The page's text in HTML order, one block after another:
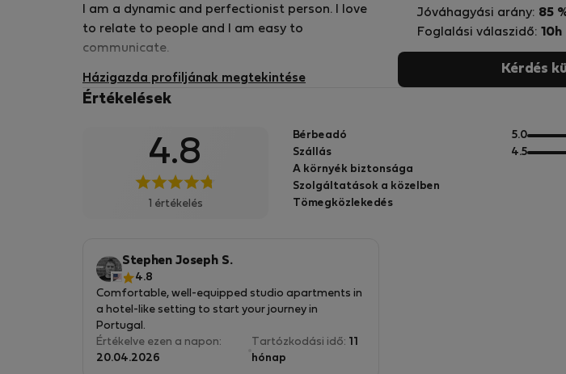
I am a dynamic and perfectionist person. I love
to relate to people and I am easy to
communicate.
Házigazda profiljának megtekintése
Jóváhagyási arány: 85
Foglalási válaszidő: 10h
Kérdés
Értékelések
4.8
1 értékelés
Bérbeadó 5.05
Szállás 4.55
A környék biztonsága
Szolgáltatások a közelben
Tömegközlekedés
Stephen Joseph S.
4.8
Comfortable, well-equipped studio apartments in
a hotel-like setting to start your journey in
Portugal.
Értékelve ezen a napon:
20.04.2026
Tartózkodási idő: 11
hónap